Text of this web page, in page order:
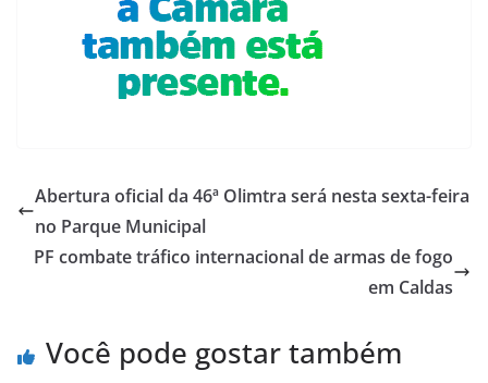
Abertura oficial da 46ª Olimtra será nesta sexta-feira
no Parque Municipal
PF combate tráfico internacional de armas de fogo
em Caldas
Você pode gostar também